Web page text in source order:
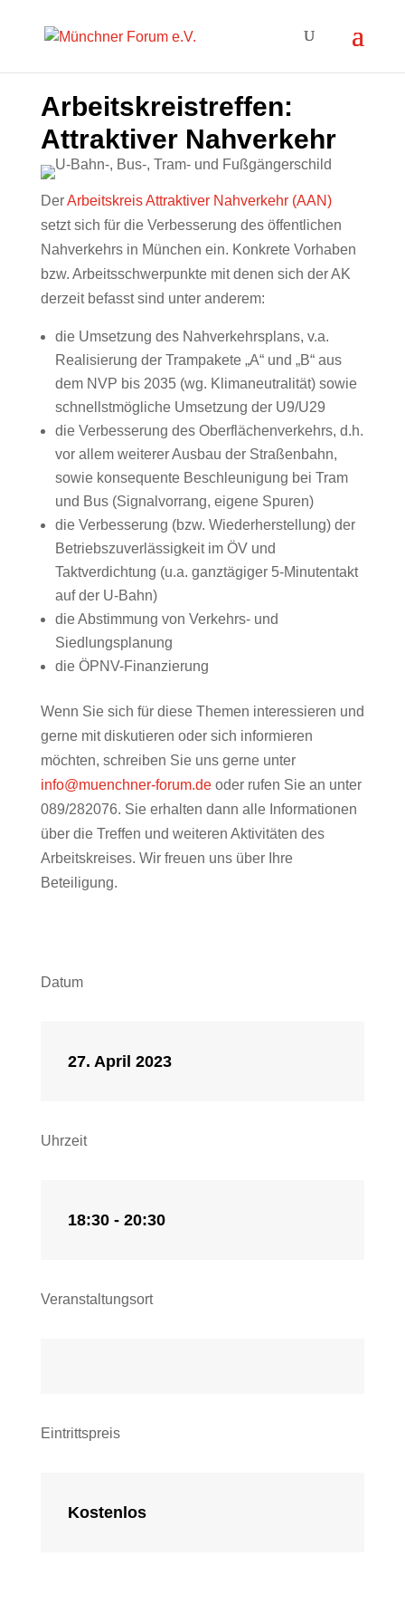
Arbeitskreistreffen:
Attraktiver Nahverkehr
DerArbeitskreis Attraktiver Nahverkehr (AAN)
setzt sich für die Verbesserung des öffentlichen
Nahverkehrs in München ein. Konkrete Vorhaben
bzw. Arbeitsschwerpunkte mit denen sich der AK
derzeit befasst sind unter anderem:
die Umsetzung des Nahverkehrsplans, v.a.
Realisierung der Trampakete „A“ und „B“ aus
dem NVP bis 2035 (wg. Klimaneutralität) sowie
schnellstmögliche Umsetzung der U9/U29
die Verbesserung des Oberflächenverkehrs, d.h.
vor allem weiterer Ausbau der Straßenbahn,
sowie konsequente Beschleunigung bei Tram
und Bus (Signalvorrang, eigene Spuren)
die Verbesserung (bzw. Wiederherstellung) der
Betriebszuverlässigkeit im ÖV und
Taktverdichtung (u.a. ganztägiger 5-Minutentakt
auf der U-Bahn)
die Abstimmung von Verkehrs- und
Siedlungsplanung
die ÖPNV-Finanzierung
Wenn Sie sich für diese Themen interessieren und
gerne mit diskutieren oder sich informieren
möchten, schreiben Sie uns gerne unter
info@muenchner-forum.deoder rufen Sie an unter
089/282076. Sie erhalten dann alle Informationen
über die Treffen und weiteren Aktivitäten des
Arbeitskreises. Wir freuen uns über Ihre
Beteiligung.
Datum
27. April 2023
Uhrzeit
18:30 - 20:30
Veranstaltungsort
Eintrittspreis
Kostenlos